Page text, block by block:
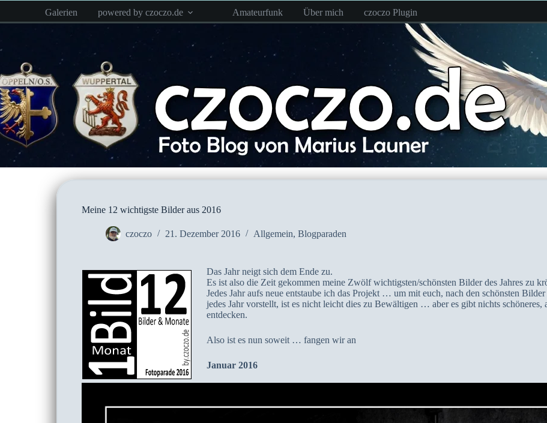
springen
Galerien powered by czoczo.de Amateurfunk Über mich czoczo Plugin
Meine 12 wichtigste Bilder aus 2016
czoczo 21. Dezember 2016 Allgemein, Blogparaden
Das Jahr neigt sich dem Ende zu.
Es ist also die Zeit gekommen meine Zwölf wichtigsten/schönsten Bilder des Jahres zu
Jedes Jahr aufs neue entstaube ich das Projekt … um mit euch, nach den schönsten
jedes Jahr vorstellt, ist es nicht leicht dies zu Bewältigen … aber es gibt nichts schöneres,
entdecken.
Also ist es nun soweit … fangen wir an
Januar 2016